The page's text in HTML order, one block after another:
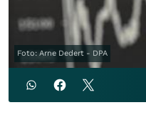
Foto: Arne Dedert - DPA